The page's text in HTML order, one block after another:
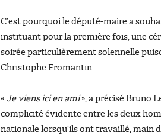
C’est pourquoi le député-maire a
instituant pour la première fois, une
soirée particulièrement solennelle
Christophe Fromantin.
« Je viens ici en ami», a précisé Bruno
complicité évidente entre les deux
nationale lorsqu’ils ont travaillé, main